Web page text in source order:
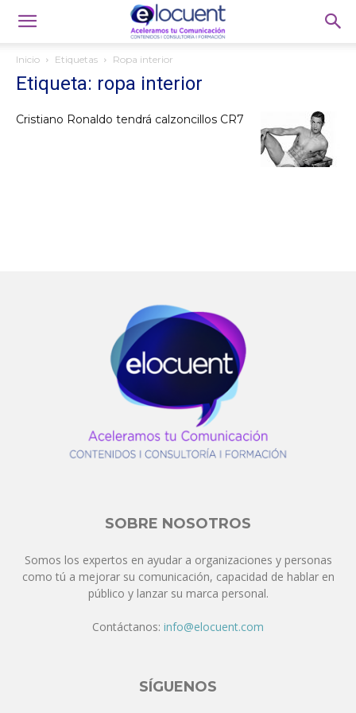
Inicio Etiquetas Ropa interior
Etiqueta: ropa interior
Cristiano Ronaldo tendrá calzoncillos CR7
SOBRE NOSOTROS
Somos los expertos en ayudar a organizaciones y personas
como tú a mejorar su comunicación, capacidad de hablar en
público y lanzar su marca personal.
Contáctanos: info@elocuent.com
SÍGUENOS